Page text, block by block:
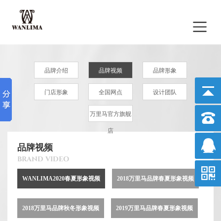
品牌介绍 品牌视频 品牌形象
门店形象 全国网点 设计团队
万里马官方旗舰
店
品牌视频
BRAND VIDEO
WANLIMA2020春夏形象视频 2018万里马品牌春夏形象视频
2018万里马品牌秋冬形象视频 2019万里马品牌春夏形象视频